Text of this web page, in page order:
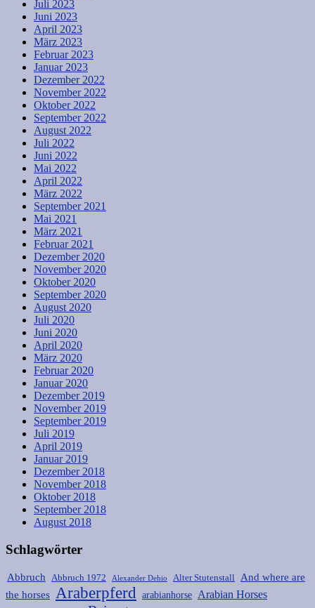
Juli 2023
Juni 2023
April 2023
März 2023
Februar 2023
Januar 2023
Dezember 2022
November 2022
Oktober 2022
September 2022
August 2022
Juli 2022
Juni 2022
Mai 2022
April 2022
März 2022
September 2021
Mai 2021
März 2021
Februar 2021
Dezember 2020
November 2020
Oktober 2020
September 2020
August 2020
Juli 2020
Juni 2020
April 2020
März 2020
Februar 2020
Januar 2020
Dezember 2019
November 2019
September 2019
Juli 2019
April 2019
Januar 2019
Dezember 2018
November 2018
Oktober 2018
September 2018
August 2018
Schlagwörter
Abbruch Abbruch 1972 Alexander Dehio Alter Stutenstall
And where are
the horses Araberpferd arabianhorse Arabian Horses